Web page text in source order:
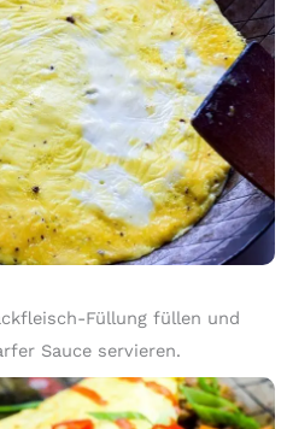
Füllung füllen und
Sauce servieren.